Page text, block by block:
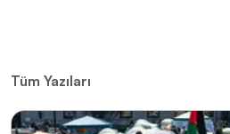
Tüm Yazıları